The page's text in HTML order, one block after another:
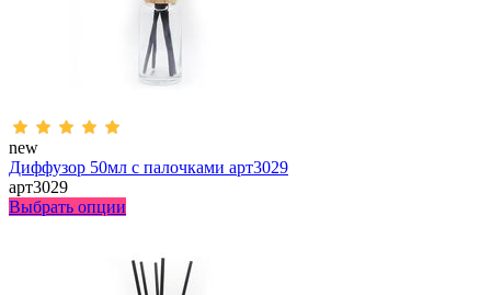
new
Диффузор 50мл с палочками арт3029
арт3029
Выбрать опции